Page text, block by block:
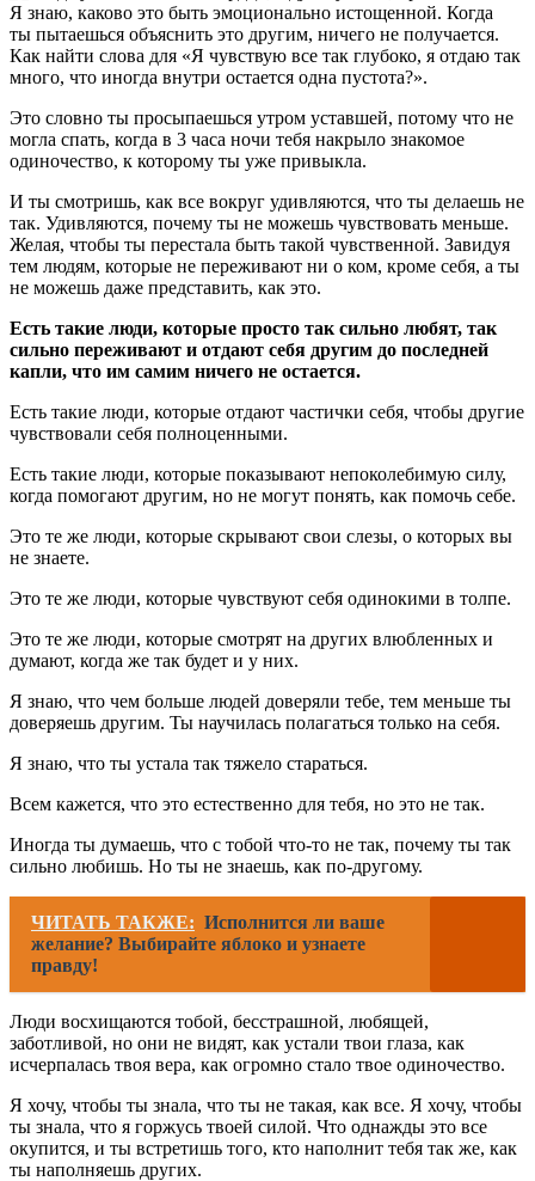
Я знаю, каково это быть эмоционально истощенной. Когда
ты пытаешься объяснить это другим, ничего не получается.
Как найти слова для «Я чувствую все так глубоко, я отдаю так
много, что иногда внутри остается одна пустота?».
Это словно ты просыпаешься утром уставшей, потому что не
могла спать, когда в 3 часа ночи тебя накрыло знакомое
одиночество, к которому ты уже привыкла.
И ты смотришь, как все вокруг удивляются, что ты делаешь не
так. Удивляются, почему ты не можешь чувствовать меньше.
Желая, чтобы ты перестала быть такой чувственной. Завидуя
тем людям, которые не переживают ни о ком, кроме себя, а ты
не можешь даже представить, как это.
Есть такие люди, которые просто так сильно любят, так
сильно переживают и отдают себя другим до последней
капли, что им самим ничего не остается.
Есть такие люди, которые отдают частички себя, чтобы другие
чувствовали себя полноценными.
Есть такие люди, которые показывают непоколебимую силу,
когда помогают другим, но не могут понять, как помочь себе.
Это те же люди, которые скрывают свои слезы, о которых вы
не знаете.
Это те же люди, которые чувствуют себя одинокими в толпе.
Это те же люди, которые смотрят на других влюбленных и
думают, когда же так будет и у них.
Я знаю, что чем больше людей доверяли тебе, тем меньше ты
доверяешь другим. Ты научилась полагаться только на себя.
Я знаю, что ты устала так тяжело стараться.
Всем кажется, что это естественно для тебя, но это не так.
Иногда ты думаешь, что с тобой что-то не так, почему ты так
сильно любишь. Но ты не знаешь, как по-другому.
ЧИТАТЬ ТАКЖЕ: Исполнится ли ваше
желание? Выбирайте яблоко и узнаете
правду!
Люди восхищаются тобой, бесстрашной, любящей,
заботливой, но они не видят, как устали твои глаза, как
исчерпалась твоя вера, как огромно стало твое одиночество.
Я хочу, чтобы ты знала, что ты не такая, как все. Я хочу, чтобы
ты знала, что я горжусь твоей силой. Что однажды это все
окупится, и ты встретишь того, кто наполнит тебя так же, как
ты наполняешь других.